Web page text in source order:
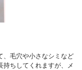
、毛穴や小さなシミなど
持ちしてくれますが、メ